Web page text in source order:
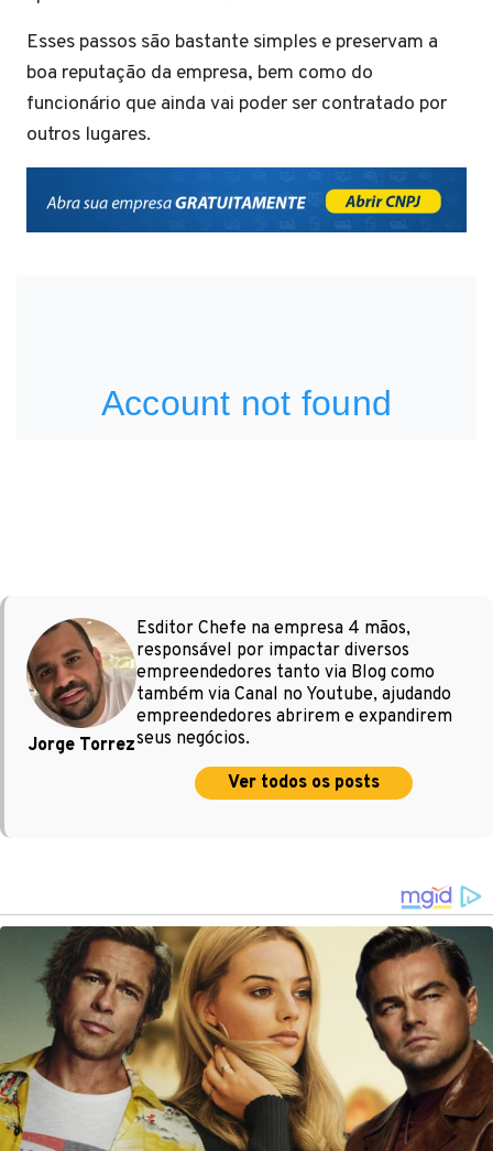
Esses passos são bastante simples e preservam a
boa reputação da empresa, bem como do
funcionário que ainda vai poder ser contratado por
outros lugares.
Jorge Torrez
Esditor Chefe na empresa 4 mãos,
responsável por impactar diversos
empreendedores tanto via Blog como
também via Canal no Youtube, ajudando
empreendedores abrirem e expandirem
seus negócios.
Ver todos os posts